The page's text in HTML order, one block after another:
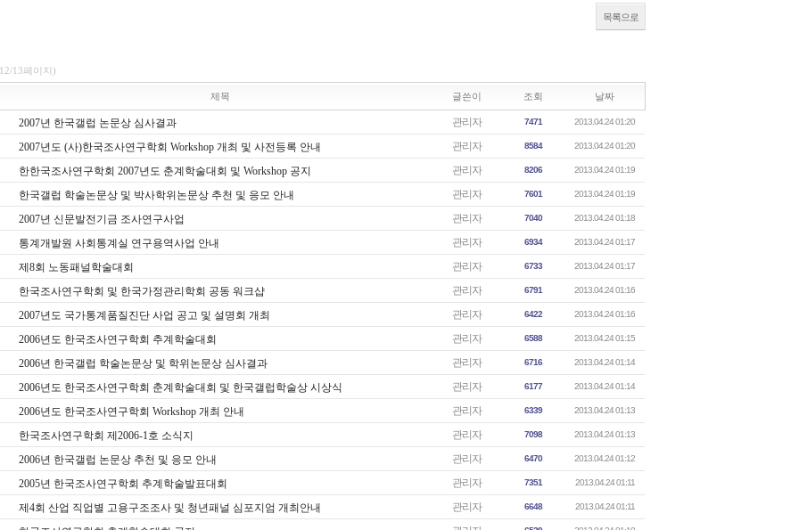
목록으로
13페이지)
제목 글쓴이 조회 날짜
2007년 한국갤럽 논문상 심사결과 관리자 7471 2013.04.24 01:20
2007년도 (사)한국조사연구학회 Workshop 개최 및 사전등록 안내 관리자 8584 2013.04.24 01:20
한한국조사연구학회 2007년도 춘계학술대회 및 Workshop 공지 관리자 8206 2013.04.24 01:19
한국갤럽 학술논문상 및 박사학위논문상 추천 및 응모 안내 관리자 7601 2013.04.24 01:19
2007년 신문발전기금 조사연구사업 관리자 7040 2013.04.24 01:18
통계개발원 사회통계실 연구용역사업 안내 관리자 6934 2013.04.24 01:17
제8회 노동패널학술대회 관리자 6733 2013.04.24 01:17
한국조사연구학회 및 한국가정관리학회 공동 워크샵 관리자 6791 2013.04.24 01:16
2007년도 국가통계품질진단 사업 공고 및 설명회 개최 관리자 6422 2013.04.24 01:16
2006년도 한국조사연구학회 추계학술대회 관리자 6588 2013.04.24 01:15
2006년 한국갤럽 학술논문상 및 학위논문상 심사결과 관리자 6716 2013.04.24 01:14
2006년도 한국조사연구학회 춘계학술대회 및 한국갤럽학술상 시상식 관리자 6177 2013.04.24 01:14
2006년도 한국조사연구학회 Workshop 개최 안내 관리자 6339 2013.04.24 01:13
한국조사연구학회 제2006-1호 소식지 관리자 7098 2013.04.24 01:13
2006년 한국갤럽 논문상 추천 및 응모 안내 관리자 6470 2013.04.24 01:12
2005년 한국조사연구학회 추계학술발표대회 관리자 7351 2013.04.24 01:11
제4회 산업 직업별 고용구조조사 및 청년패널 심포지엄 개최안내 관리자 6648 2013.04.24 01:11